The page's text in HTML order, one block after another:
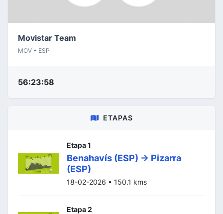
Movistar Team
MOV • ESP
56:23:58
ETAPAS
Etapa 1
Benahavís (ESP) -> Pizarra
(ESP)
18-02-2026 • 150.1 kms
Etapa 2